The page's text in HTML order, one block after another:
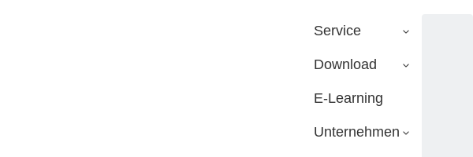
Service
Download
E-Learning
Unternehmen